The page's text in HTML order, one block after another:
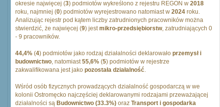
okresie najwięcej (3) podmiotów wykreślono z rejestru REGON w 2018
roku, najmniej (0) podmiotów wyrejestrowano natomiast w 2024 roku.
Analizując rejestr pod kątem liczby zatrudnionych pracowników można
stwierdzić, że najwięcej (9) jestmikro-przedsiębiorstw, zatrudniających 0
- 9 pracowników.
44,4% (4) podmiotów jako rodzaj działalności deklarowało przemysł i
budownictwo, natomiast55,6% (5) podmiotów w rejestrze
zakwalifikowana jest jako pozostała działalność.
Wśród osób fizycznych prowadzących działalność gospodarczą w we
kolonii Ostromęcko najczęściej deklarowanymi rodzajami przeważającej
działalności są Budownictwo (33.3%) oraz Transport i gospodarka